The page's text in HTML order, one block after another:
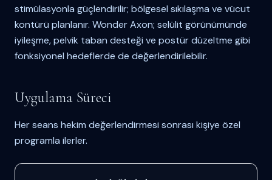
stimülasyonla güçlendirilir; bölgesel sıkılaşma ve vücut
kontürü planlanır. Wonder Axon; selülit görünümünde
iyileşme, pelvik taban desteği ve postür düzeltme gibi
fonksiyonel hedeflerde de değerlendirilebilir.
Uygulama Süreci
Her seans hekim değerlendirmesi sonrası kişiye özel
programla ilerler.